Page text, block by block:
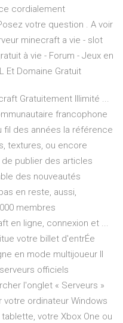
cordialement
votre question . A voir
minecraft a vie - slot
à vie - Forum - Jeux en
Et Domaine Gratuit
Gratuitement Illimité ...
francophone
fil des années la référence
textures, ou encore
publier des articles
des nouveautés
en reste, aussi,
membres
en ligne, connexion et ...
votre billet d'entrÉe
en mode multijoueur Il
officiels
l'onglet « Serveurs »
ordinateur Windows
votre Xbox One ou